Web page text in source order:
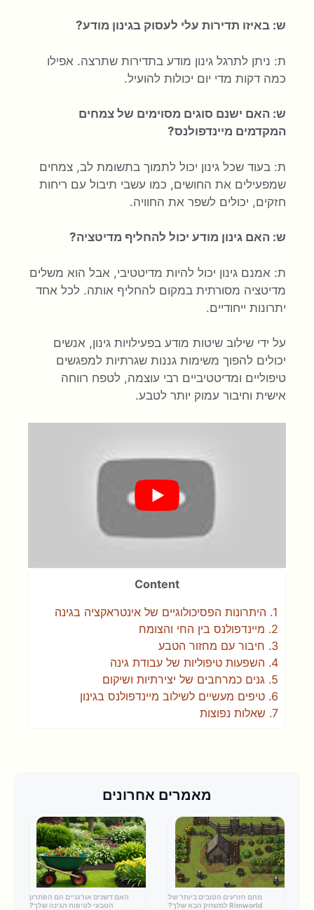
ש: באיזו תדירות עלי לעסוק בגינון מודע?
ת: ניתן לתרגל גינון מודע בתדירות שתרצה. אפילו
כמה דקות מדי יום יכולות להועיל.
ש: האם ישנם סוגים מסוימים של צמחים
המקדמים מיינדפולנס?
ת: בעוד שכל גינון יכול לתמוך בתשומת לב, צמחים
שמפעילים את החושים, כמו עשבי תיבול עם ריחות
חזקים, יכולים לשפר את החוויה.
ש: האם גינון מודע יכול להחליף מדיטציה?
ת: אמנם גינון יכול להיות מדיטטיבי, אבל הוא משלים
מדיטציה מסורתית במקום להחליף אותה. לכל אחד
יתרונות ייחודיים.
על ידי שילוב שיטות מודע בפעילויות גינון, אנשים
יכולים להפוך משימות גננות שגרתיות למפגשים
טיפוליים ומדיטטיביים רבי עוצמה, לטפח רווחה
אישית וחיבור עמוק יותר לטבע.
Content
1. היתרונות הפסיכולוגיים של אינטראקציה בגינה
2. מיינדפולנס בין החי והצומח
3. חיבור עם מחזור הטבע
4. השפעות טיפוליות של עבודת גינה
5. גנים כמרחבים של יצירתיות ושיקום
6. טיפים מעשיים לשילוב מיינדפולנס בגינון
7. שאלות נפוצות
מאמרים אחרונים
מהם הזרעים הטובים ביותר של
Rimworld למשחק הבא שלך?
האם דשנים אורגניים הם הפתרון
הטבעי לטיפוח הגינה שלך?